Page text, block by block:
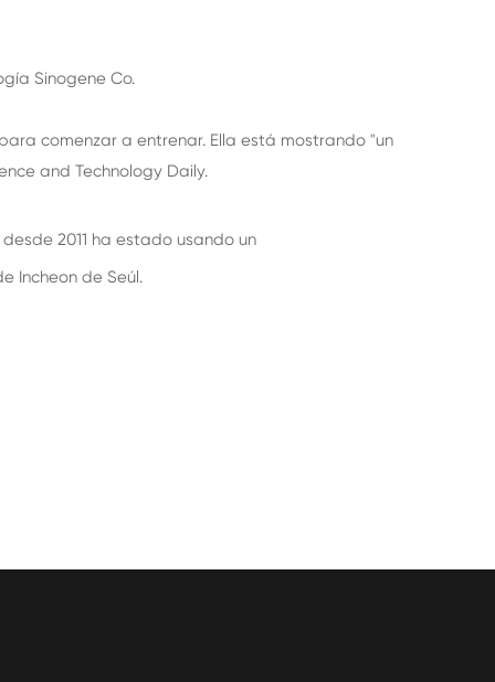
Sinogene Co.
comenzar a entrenar. Ella está mostrando "un
and Technology Daily.
desde 2011 ha estado usando un
Incheon de Seúl.